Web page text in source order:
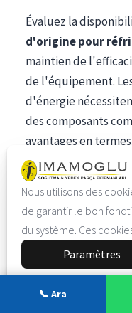
Nous utilisons des
de garantir le bon
du système. Ces
Paramètres
Évaluez la
d'origine pour
maintien de
de l'équipement.
d'énergie
des composants
avantages en
de qualité
toutes les pièces de
spécifications
Leséquipements
intègrent des
qui suivent les
opportunités
📞 Ara